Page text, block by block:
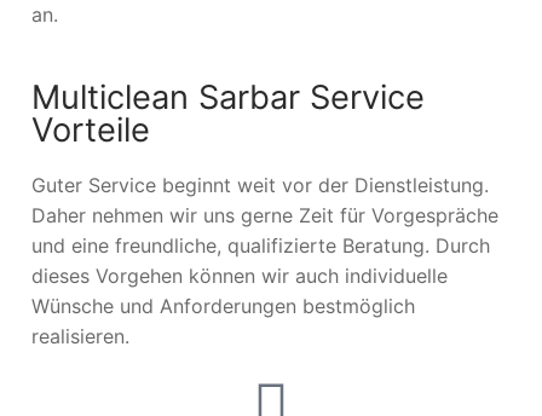
an.
Multiclean Sarbar Service
Vorteile
Guter Service beginnt weit vor der Dienstleistung.
Daher nehmen wir uns gerne Zeit für Vorgespräche
und eine freundliche, qualifizierte Beratung. Durch
dieses Vorgehen können wir auch individuelle
Wünsche und Anforderungen bestmöglich
realisieren.